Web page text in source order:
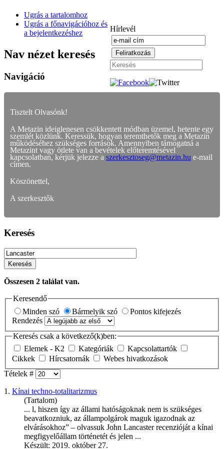
Hírlevél
Ugrás a tartalomhoz
Ugrás a főnavigációhoz és
a bejelentkezéshez
Nav nézet keresés
Navigáció
Tisztelt Olvasónk!
A Metazin ideiglenesen csökkentett módban üzemel, hetente egy
szemlét közlünk. Keressük, hogyan teremthetők meg a Metazin
működéséhez szükséges források. Amennyiben támogatná a
Metazint vagy ötlete van a bevételek előteremtésével
kapcsolatban, kérjük jelezze a szerkesztoseg@metazin.hu e-mail
címen.
Köszönettel,
A szerkesztők
Keresés
Keresés
Összesen 2 találat van.
Keresendő
Minden szó
Bármelyik szó
Pontos kifejezés
Rendezés
Keresés csak a következő(k)ben:
Elemek - K2
Kategóriák
Kapcsolattartók
Cikkek
Hírcsatornák
Webes hivatkozások
Tételek #
1. Kínai techno-totalitarizmus
(Tartalom)
... l, hiszen így az állami hatóságoknak nem is szükséges
beavatkozniuk, az állampolgárok maguk igazodnak az
elvárásokhoz” – olvassuk John Lancasterrecenzióját a kínai
megfigyelőállam történetét és jelen ...
Készült: 2019. október 27.